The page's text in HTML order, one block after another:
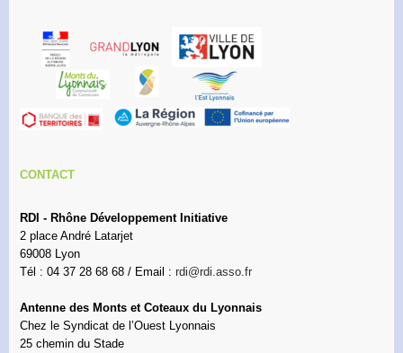
CONTACT
RDI - Rhône Développement Initiative
2 place André Latarjet
69008 Lyon
Tél : 04 37 28 68 68 / Email : rdi@rdi.asso.fr
Antenne des Monts et Coteaux du Lyonnais
Chez le Syndicat de l’Ouest Lyonnais
25 chemin du Stade